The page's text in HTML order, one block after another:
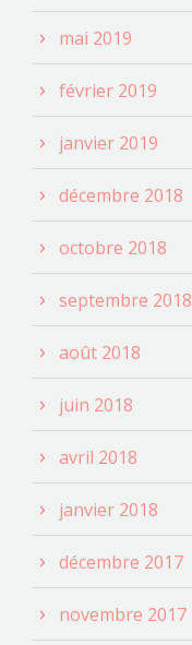
mai 2019
février 2019
janvier 2019
décembre 2018
octobre 2018
septembre 2018
août 2018
juin 2018
avril 2018
janvier 2018
décembre 2017
novembre 2017